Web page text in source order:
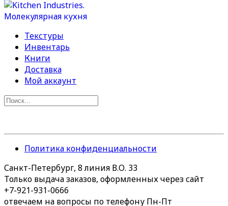
Текстуры
Инвентарь
Книги
Доставка
Мой аккаунт
Политика конфиденциальности
Санкт-Петербург, 8 линия В.О. 33
Только выдача заказов, оформленных через сайт
+7-921-931-0666
отвечаем на вопросы по телефону Пн-Пт